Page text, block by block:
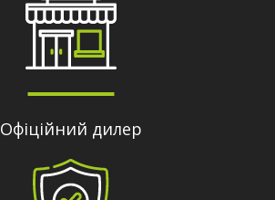
Офіційний дилер